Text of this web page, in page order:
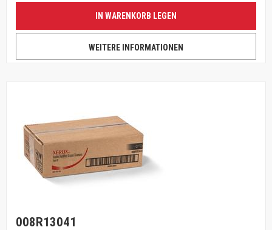
IN WARENKORB LEGEN
WEITERE INFORMATIONEN
008R13041